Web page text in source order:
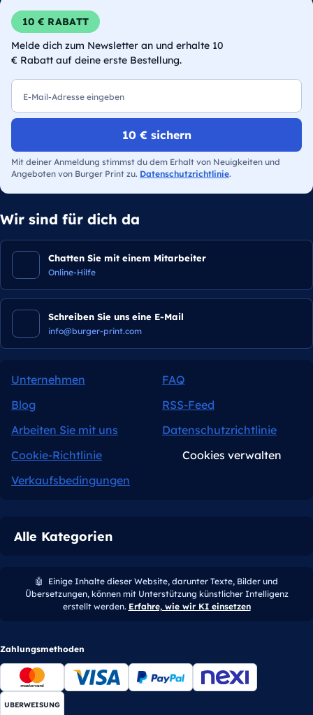
10 € RABATT
Melde dich zum Newsletter an und erhalte 10
€ Rabatt auf deine erste Bestellung.
10 € sichern
Mit deiner Anmeldung stimmst du dem Erhalt von Neuigkeiten und
Angeboten von Burger Print zu. Datenschutzrichtlinie.
Wir sind für dich da
Chatten Sie mit einem Mitarbeiter
Online-Hilfe
Schreiben Sie uns eine E-Mail
info@burger-print.com
Unternehmen
FAQ
Blog
RSS-Feed
Arbeiten Sie mit uns
Datenschutzrichtlinie
Cookie-Richtlinie
Cookies verwalten
Verkaufsbedingungen
Alle Kategorien
🤖
Einige Inhalte dieser Website, darunter Texte, Bilder und
Übersetzungen, können mit Unterstützung künstlicher Intelligenz
erstellt werden. Erfahre, wie wir KI einsetzen
Zahlungsmethoden
UBERWEISUNG